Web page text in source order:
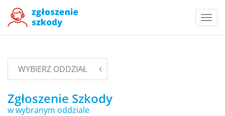
WYBIERZ ODDZIAŁ
Zgłoszenie Szkody
w wybranym oddziale